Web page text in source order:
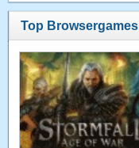
Top Browsergames